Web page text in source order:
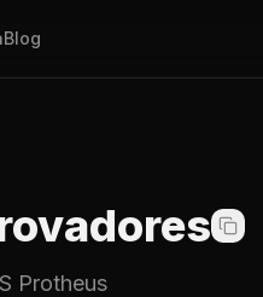
Blog
Protheus